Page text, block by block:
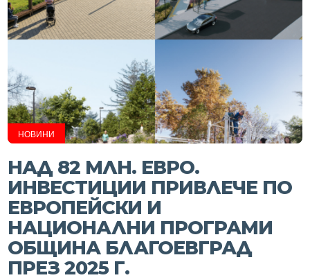
НОВИНИ
НАД 82 МЛН. ЕВРО.
ИНВЕСТИЦИИ ПРИВЛЕЧЕ ПО
ЕВРОПЕЙСКИ И
НАЦИОНАЛНИ ПРОГРАМИ
ОБЩИНА БЛАГОЕВГРАД
ПРЕЗ 2025 Г.